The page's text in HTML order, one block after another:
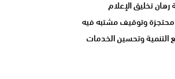
تخليق الإعلام
وتوقيف مشتبه فيه
التنمية وتحسين الخدمات